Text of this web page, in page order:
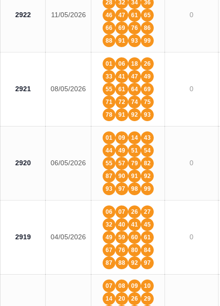
2922 11/05/2026
28 32 34
36
46
47 61
65
66
69 76
86
88
91 93 99
0
2921 08/05/2026
01 06 18
26
33
41 47
49
55
61 64
69
71
72 74
75
78
91 92 93
0
2920 06/05/2026
01 09 14
43
44
49 51
54
55
57 79
82
87
90 91
92
93
97 98 99
0
2919 04/05/2026
06 07 26
27
32
40 41
45
49
59 60
61
67
76 80
84
87
88 92 97
0
07 08 09
10
14
20 26
29